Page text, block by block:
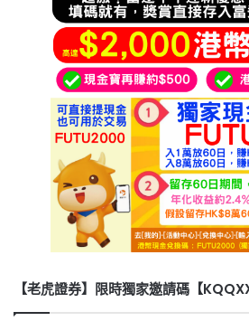
【老虎證券】限時獨家邀請碼【